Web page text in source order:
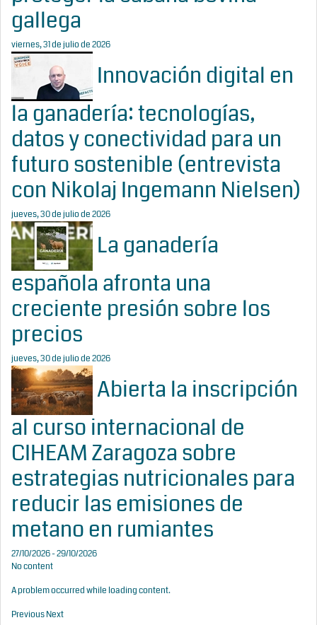
gallega
viernes, 31 de julio de 2026
Innovación digital en
la ganadería: tecnologías,
datos y conectividad para un
futuro sostenible (entrevista
con Nikolaj Ingemann Nielsen)
jueves, 30 de julio de 2026
La ganadería
española afronta una
creciente presión sobre los
precios
jueves, 30 de julio de 2026
Abierta la inscripción
al curso internacional de
CIHEAM Zaragoza sobre
estrategias nutricionales para
reducir las emisiones de
metano en rumiantes
27/10/2026 - 29/10/2026
No content
A problem occurred while loading content.
PreviousNext